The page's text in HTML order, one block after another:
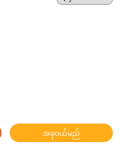
အခုဝယ်မည်